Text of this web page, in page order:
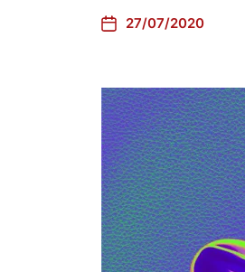
27/07/2020